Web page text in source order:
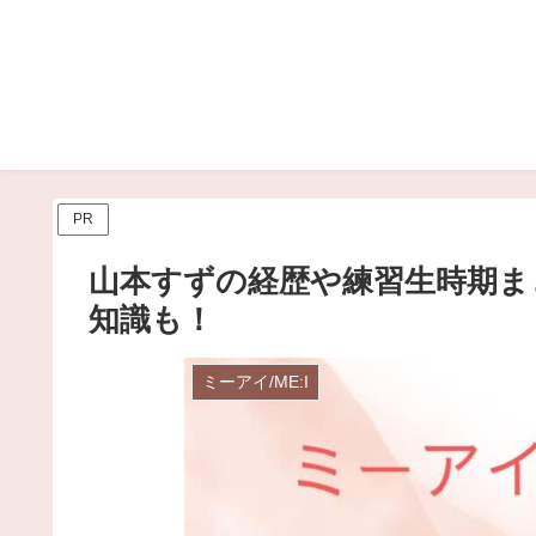
PR
山本すずの経歴や練習生時期
知識も！
ミーアイ/ME:I